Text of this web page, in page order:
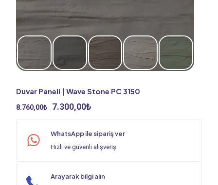
Duvar Paneli | Wave Stone PC 3150
8.760,00₺ Orijinal
7.300,00₺
7.300,00₺.
WhatsApp ile sipariş ver
Hızlı ve güvenli alışveriş
Arayarak bilgi alın